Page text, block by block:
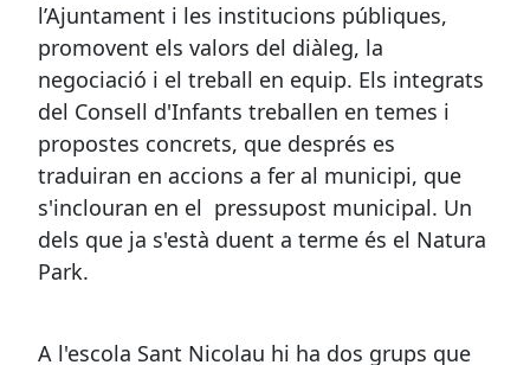
l’Ajuntament i les institucions públiques,
promovent els valors del diàleg, la
negociació i el treball en equip. Els integrats
del Consell d'Infants treballen en temes i
propostes concrets, que després es
traduiran en accions a fer al municipi, que
s'inclouran en el pressupost municipal. Un
dels que ja s'està duent a terme és el Natura
Park.
A l'escola Sant Nicolau hi ha dos grups que